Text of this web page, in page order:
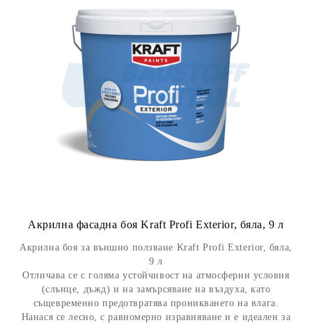
Акрилна фасадна боя Kraft Profi Exterior, бяла, 9 л
Акрилна боя за външно ползване Kraft Profi Exterior, бяла,
9 л
Отличава се с голяма устойчивост на атмосферни условия
(слънце, дъжд) и на замърсяване на въздуха, като
същевременно предотвратява проникването на влага.
Нанася се лесно, с равномерно изравняване и е идеален за